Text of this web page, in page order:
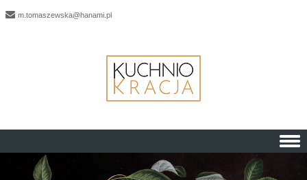
m.tomaszewska@hanami.pl
Skip to content